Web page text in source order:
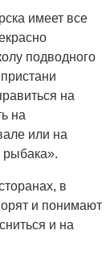
имеет все
подводного
на
на
или на
в
и понимают
и на